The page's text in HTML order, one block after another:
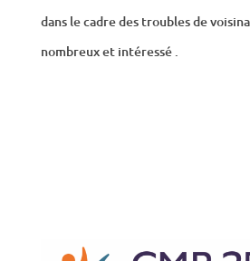
dans le cadre des troubles de
nombreux et intéressé .